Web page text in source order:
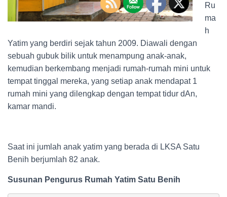
Ru
ma
h
Yatim yang berdiri sejak tahun 2009. Diawali dengan
sebuah gubuk bilik untuk menampung anak-anak,
kemudian berkembang menjadi rumah-rumah mini untuk
tempat tinggal mereka, yang setiap anak mendapat 1
rumah mini yang dilengkap dengan tempat tidur dAn,
kamar mandi.
Saat ini jumlah anak yatim yang berada di LKSA Satu
Benih berjumlah 82 anak.
Susunan Pengurus Rumah Yatim Satu Benih